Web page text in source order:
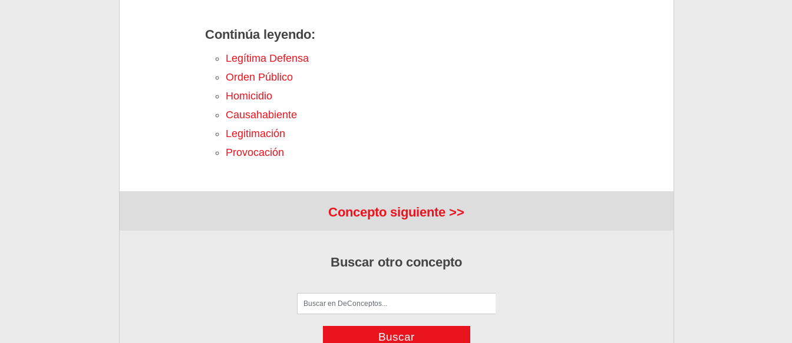
Continúa leyendo:
Legítima Defensa
Orden Público
Homicidio
Causahabiente
Legitimación
Provocación
Concepto siguiente >>
Buscar otro concepto